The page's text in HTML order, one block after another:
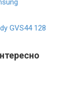
GVS44 128